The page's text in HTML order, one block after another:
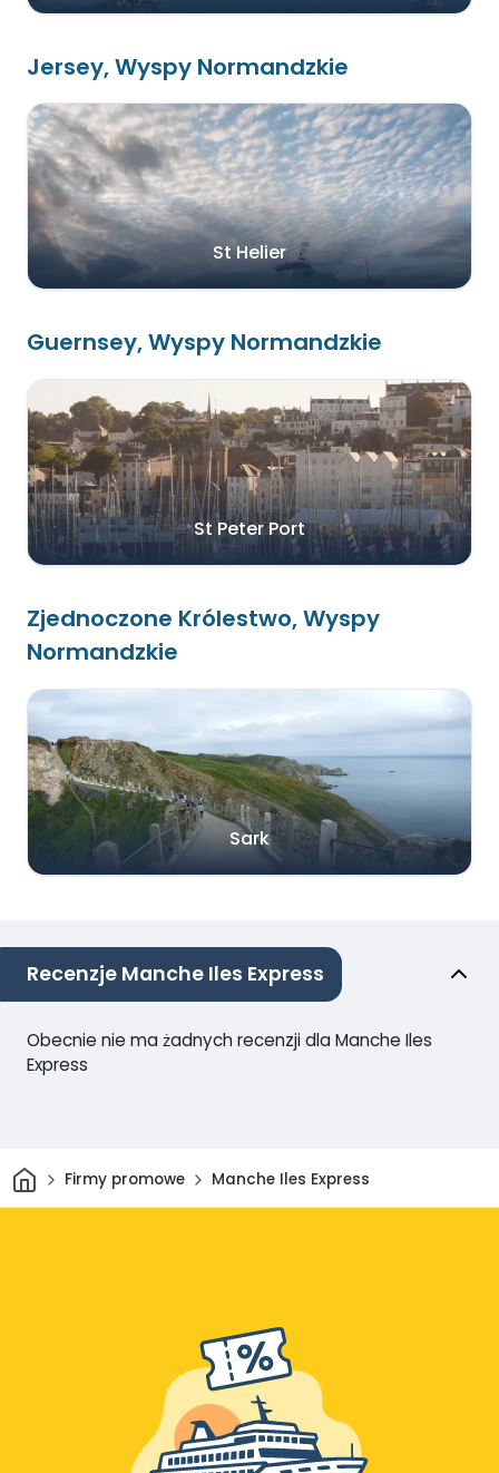
Jersey, Wyspy Normandzkie
St Helier
Guernsey, Wyspy Normandzkie
St Peter Port
Zjednoczone Królestwo, Wyspy
Normandzkie
Sark
Recenzje Manche Iles Express
Obecnie nie ma żadnych recenzji dla Manche Iles
Express
DomFirmy promowe Manche Iles Express